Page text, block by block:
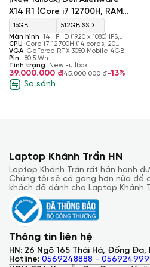
Trong khi đó, Alienware X14 cung
đồ họa cao cấp nhất là Intel
GeForce RTX 3080, cùng bộ nhớ
và cùng chung tùy chọn SSD.
QHD tần số quét 240Hz và
còn có 144hz và 165Hz.
X14 R1 (Core i7 12700H, RAM
16GB, SSD 512GB, GeForce
RTX 3050, Màn 14’’ FHD)
16GB
LPDDR5
5200 MHz
512GB SSD
M.2 2280
PCIe Gen4
Màn hình 14'' FHD (1920 x 1080) IPS,
144 Hz, 157 ppi, 16:9, Dolby Vision
CPU Core i7 12700H (14 cores, 20
threads, 2.30 GHz - 4.70 GHz, 24 MB
Cache)
VGA GeForce RTX 3050 Mobile 4GB
Pin
80.5 Wh
Tình trạng
New Fullbox
39.000.000 đ45.000.000 đ-13%
So sánh
Laptop Khánh Trần HN
Laptop Khánh Trần rất hân hạnh
Chúng tôi sẽ cố gắng hơn nữa để
khách đã dành cho Laptop Khánh
Thông tin liên hệ
HN: 26 Ngõ 165 Thái Hà, Đống Đa,
Hotline: 0569248888 -